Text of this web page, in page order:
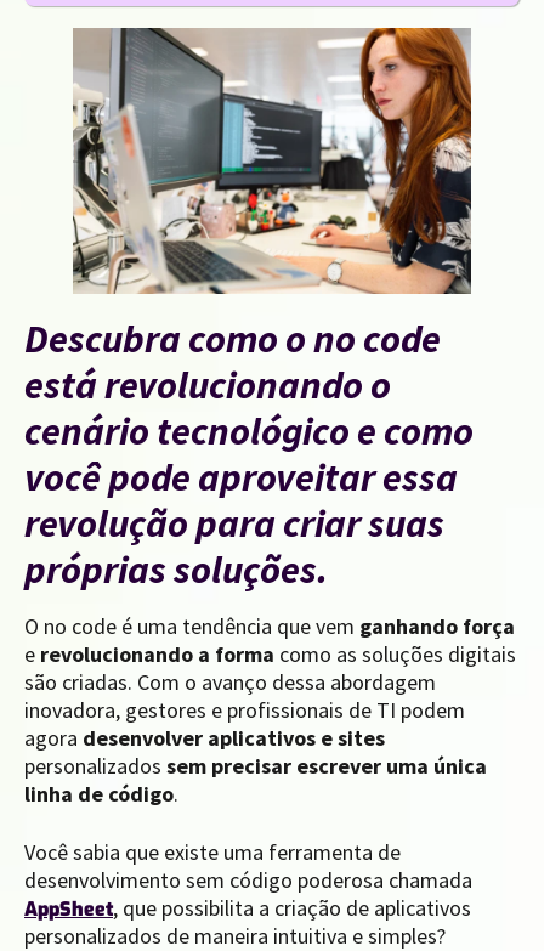
Descubra como o no code
está revolucionando o
cenário tecnológico e como
você pode aproveitar essa
revolução para criar suas
próprias soluções.
O no code é uma tendência que vem ganhando força
e revolucionando a forma como as soluções digitais
são criadas. Com o avanço dessa abordagem
inovadora, gestores e profissionais de TI podem
agora desenvolver aplicativos e sites
personalizados sem precisar escrever uma única
linha de código.
Você sabia que existe uma ferramenta de
desenvolvimento sem código poderosa chamada
AppSheet, que possibilita a criação de aplicativos
personalizados de maneira intuitiva e simples?